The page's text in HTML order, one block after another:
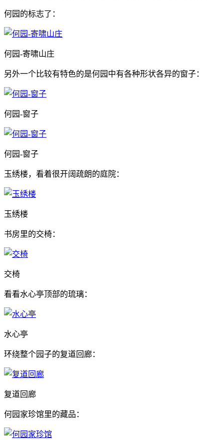
何园的标志了：
何园-寄啸山庄
另外一个比较有特色的是何园中有各种形状各异的窗子：
何园-窗子
何园-窗子
玉绣楼，看着很开阔疏朗的庭院：
玉绣楼
书房里的交椅：
交椅
看看水心亭顶部的琉璃：
水心亭
环绕整个园子的复道回廊：
复道回廊
何园家珍馆里的藏品：